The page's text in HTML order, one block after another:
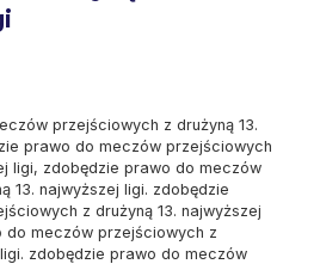
przejściowych z drużyną 13.
prawo do meczów przejściowych
ligi, zdobędzie prawo do meczów
13. najwyższej ligi. zdobędzie
z drużyną 13. najwyższej
do meczów przejściowych z
zdobędzie prawo do meczów